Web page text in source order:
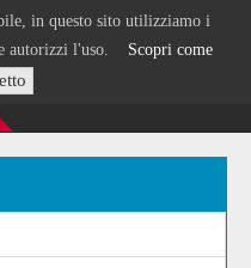
in questo sito utilizziamo i
autorizzi l'uso. Scopri come